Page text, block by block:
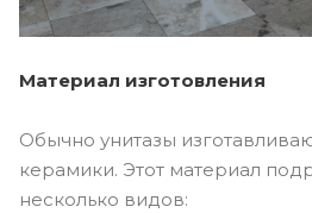
Материал изготовления
Обычно унитазы
керамики. Этот материал
несколько видов: